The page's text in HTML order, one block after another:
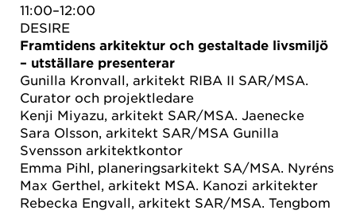
11:00–12:00
DESIRE
Framtidens arkitektur och gestaltade livsmiljö
– utställare presenterar
Gunilla Kronvall, arkitekt RIBA II SAR/MSA.
Curator och projektledare
Kenji Miyazu, arkitekt SAR/MSA. Jaenecke
Sara Olsson, arkitekt SAR/MSA Gunilla
Svensson arkitektkontor
Emma Pihl, planeringsarkitekt SA/MSA. Nyréns
Max Gerthel, arkitekt MSA. Kanozi arkitekter
Rebecka Engvall, arkitekt SAR/MSA. Tengbom